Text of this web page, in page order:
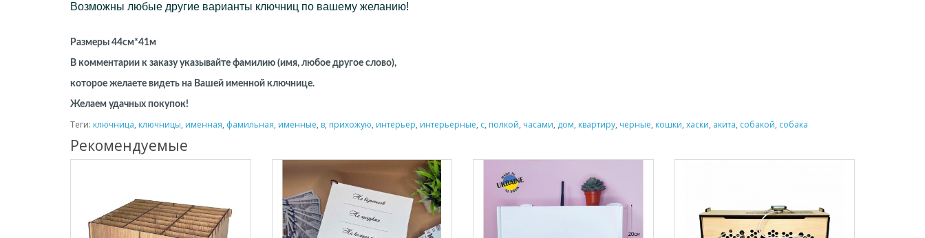
Возможны любые другие варианты ключниц по вашему желанию!
Размеры 44см*41м
В комментарии к заказу указывайте фамилию (имя, любое другое слово),
которое желаете видеть на Вашей именной ключнице.
Желаем удачных покупок!
Теги: ключница, ключницы, именная, фамильная, именные, в, прихожую, интерьер, интерьерные, с, полкой, часами, дом, квартиру, черные, кошки, хаски, акита, собакой, собака
Рекомендуемые